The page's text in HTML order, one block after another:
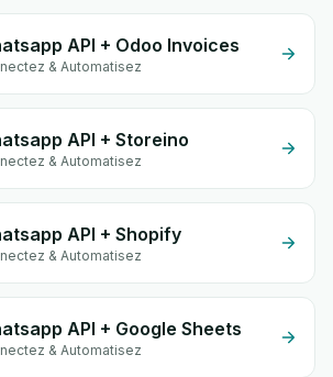
API + Odoo Invoices
& Automatisez
API + Storeino
& Automatisez
API + Shopify
& Automatisez
API + Google Sheets
& Automatisez